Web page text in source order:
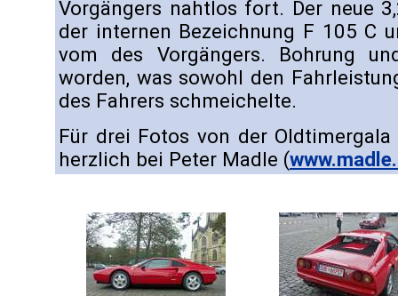
Vorgängers nahtlos fort. Der neue
der internen Bezeichnung F 105 C
vom des Vorgängers. Bohrung
worden, was sowohl den
des Fahrers schmeichelte.
Für drei Fotos von der
herzlich bei Peter Madle (